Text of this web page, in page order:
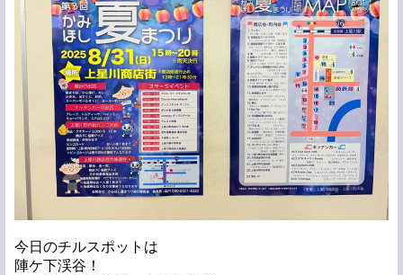
今日のチルスポットは
陣ケ下渓谷！